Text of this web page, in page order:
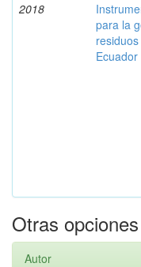
2018
para la
Ecuador
Otras
Autor